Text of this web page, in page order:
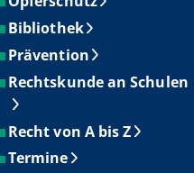
Bibliothek
Prävention
Rechtskunde an Schulen
Recht von A bis Z
Termine